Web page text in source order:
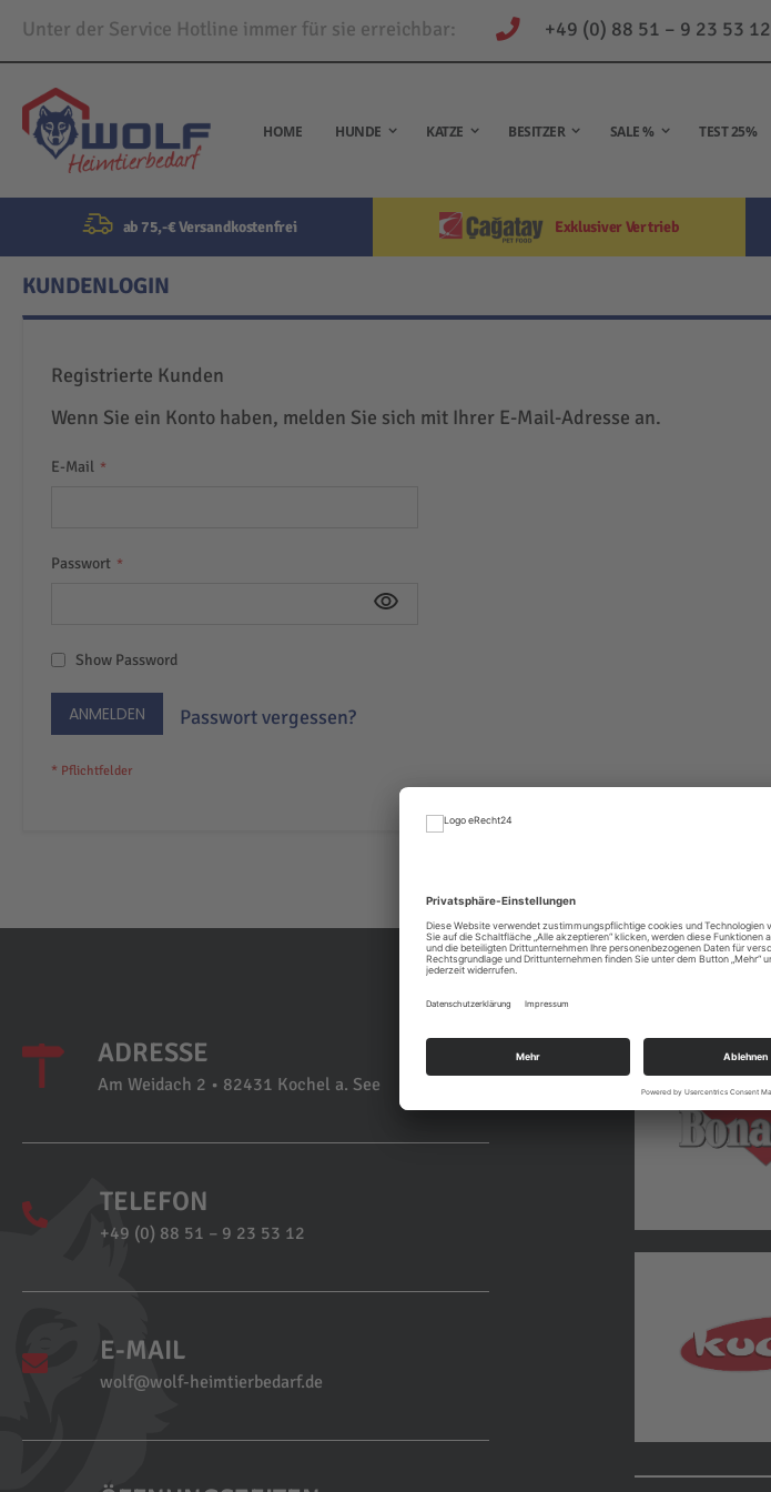
Unter der Service Hotline immer für sie erreichbar: +49 (0) 88 51 – 9 23 53 12
Direkt
zum
Inhalt
HOME HUNDE KATZE BESITZER SALE % TEST 25%
ab 75,-€ Versandkostenfrei Exklusiver Vertrieb
KUNDENLOGIN
Registrierte Kunden
Wenn Sie ein Konto haben, melden Sie sich mit Ihrer E-Mail-Adresse an.
E-Mail
Passwort
Show Password
ANMELDEN Passwort vergessen?
ADRESSE
Am Weidach 2 • 82431 Kochel a. See
TELEFON
+49 (0) 88 51 – 9 23 53 12
E-MAIL
wolf@wolf-heimtierbedarf.de